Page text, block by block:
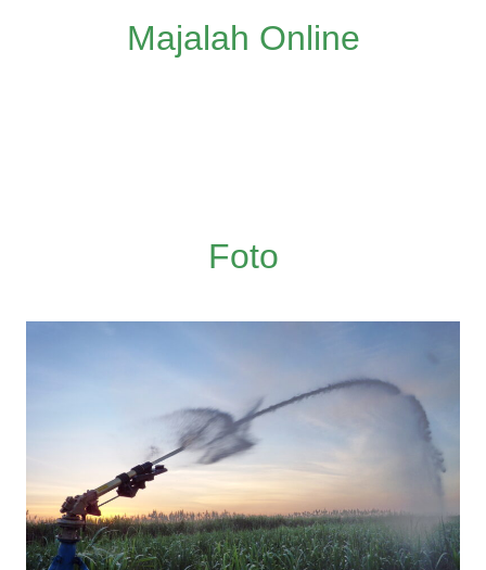
Majalah Online
Foto